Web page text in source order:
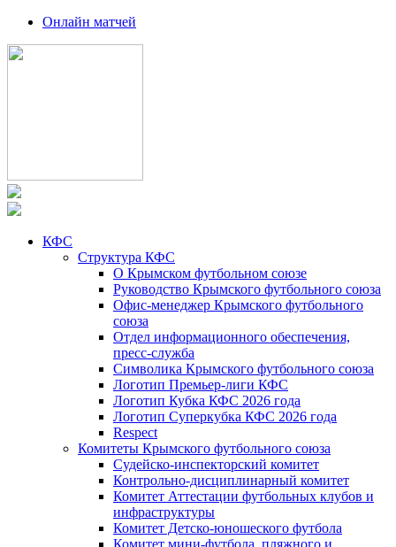
Онлайн матчей
КФС
Структура КФС
О Крымском футбольном союзе
Руководство Крымского футбольного союза
Офис-менеджер Крымского футбольного
союза
Отдел информационного обеспечения,
пресс-служба
Символика Крымского футбольного союза
Логотип Премьер-лиги КФС
Логотип Кубка КФС 2026 года
Логотип Суперкубка КФС 2026 года
Respect
Комитеты Крымского футбольного союза
Судейско-инспекторский комитет
Контрольно-дисциплинарный комитет
Комитет Аттестации футбольных клубов и
инфраструктуры
Комитет Детско-юношеского футбола
Комитет мини-футбола, пляжного и